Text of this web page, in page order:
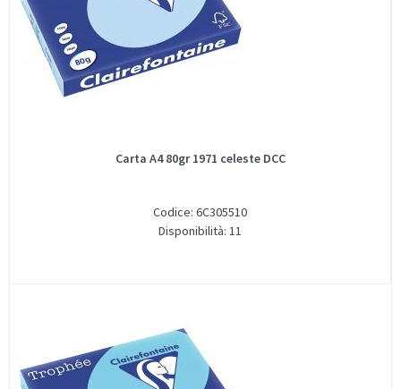
Carta A4 80gr 1971 celeste DCC
Codice: 6C305510
Disponibilità: 11